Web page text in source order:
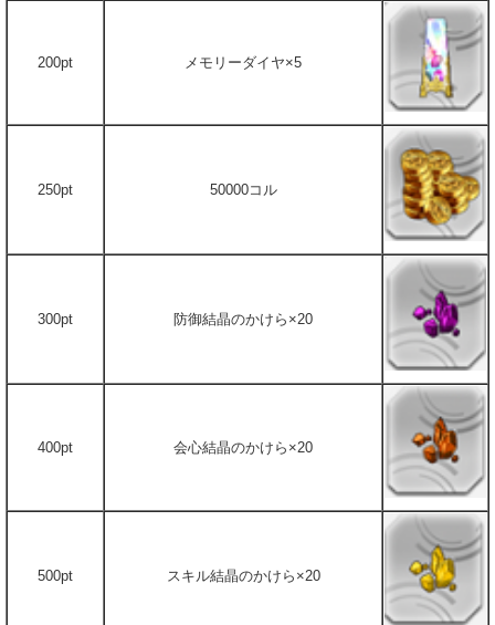
200pt メモリーダイヤ×5
250pt 50000コル
300pt 防御結晶のかけら×20
400pt 会心結晶のかけら×20
500pt スキル結晶のかけら×20